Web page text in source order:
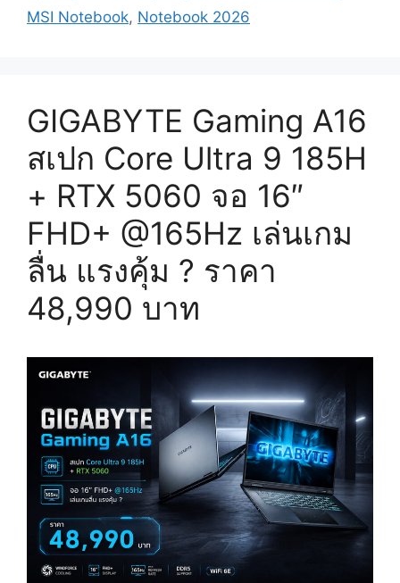
MSI Notebook, Notebook 2026
GIGABYTE Gaming A16
สเปก Core Ultra 9 185H
+ RTX 5060 จอ 16″
FHD+ @165Hz เล่นเกม
ลื่น แรงคุ้ม ? ราคา
48,990 บาท